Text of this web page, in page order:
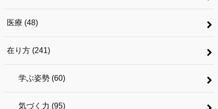
医療 (48)
在り方 (241)
学ぶ姿勢 (60)
気づく力 (95)